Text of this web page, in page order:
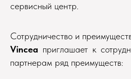
сервисный центр.
Сотрудничество и
Vincea приглашает к
партнерам ряд преимуществ: